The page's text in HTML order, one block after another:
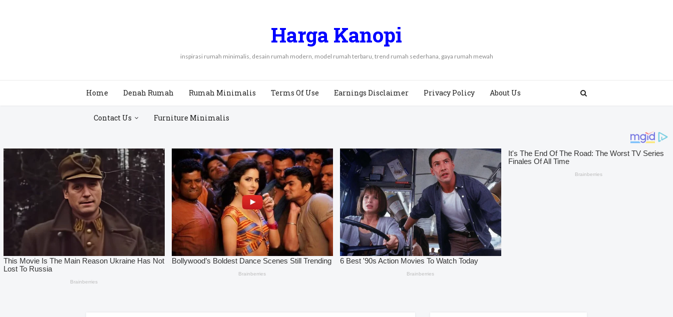
Harga Kanopi
inspirasi rumah minimalis, desain rumah modern, model rumah terbaru, trend rumah sederhana, gaya rumah mewah
Home Denah Rumah Rumah Minimalis Terms Of Use Earnings Disclaimer Privacy Policy About Us
Contact Us Furniture Minimalis